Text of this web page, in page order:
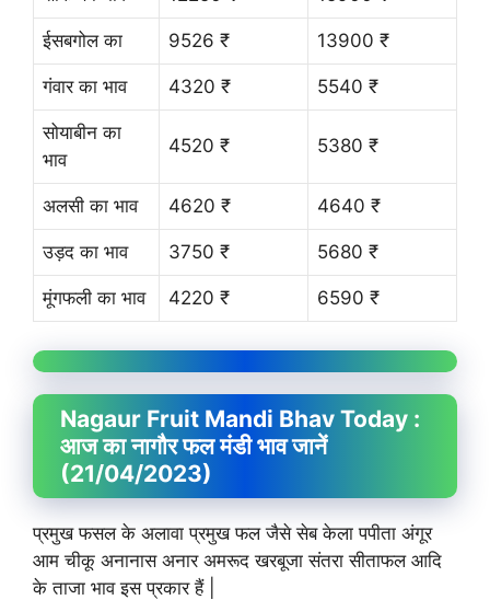
ईसबगोल का 9526 ₹ 13900 ₹
गंवार का भाव 4320 ₹ 5540 ₹
सोयाबीन का
भाव
4520 ₹ 5380 ₹
अलसी का भाव 4620 ₹ 4640 ₹
उड़द का भाव 3750 ₹ 5680 ₹
मूंगफली का भाव 4220 ₹ 6590 ₹
Nagaur Fruit Mandi Bhav Today :
आज का नागौर फल मंडी भाव जानें
(21/04/2023)
प्रमुख फसल के अलावा प्रमुख फल जैसे सेब केला पपीता अंगूर
आम चीकू अनानास अनार अमरूद खरबूजा संतरा सीताफल आदि
के ताजा भाव इस प्रकार हैं |